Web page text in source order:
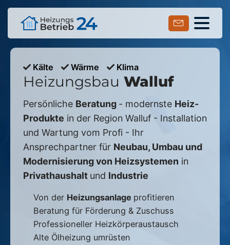
Kälte Wärme Klima
Heizungsbau Walluf
Persönliche Beratung - modernste Heiz-
Produkte in der Region Walluf - Installation
und Wartung vom Profi - Ihr
Ansprechpartner für Neubau, Umbau und
Modernisierung von Heizsystemen in
Privathaushalt und Industrie
Von der Heizungsanlage profitieren
Beratung für Förderung & Zuschuss
Professioneller Heizkörperaustausch
Alte Ölheizung umrüsten